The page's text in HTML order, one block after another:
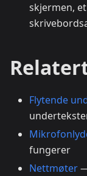
skjermen,
Flytende
fungerer
Nettmøter